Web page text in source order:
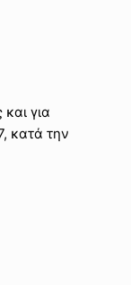
για
κατά την